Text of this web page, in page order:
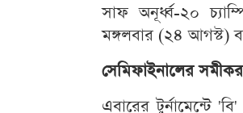
সাফ অনূর্ধ্ব-২০
মঙ্গলবার (২৪ আগস্ট)
সেমিফাইনালের
এবারের টুর্নামেন্টে